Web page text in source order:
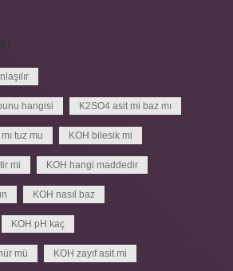
hangisi K2SO4 asit mi baz mı
tuz mu KOH bilesik mi
mi KOH hangi maddedir
KOH nasıl baz
KOH pH kaç
mü KOH zayıf asit mi